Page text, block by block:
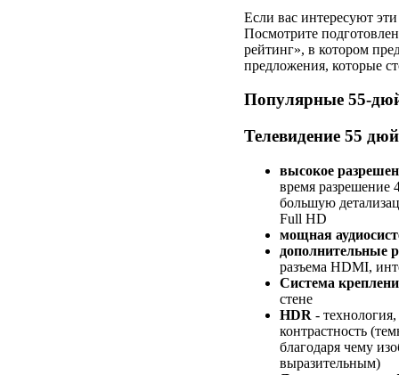
Если вас интересуют
Посмотрите
рейтинг», в котором
предложения, которые
Популярные 55-
Телевидение 55
высокое
время разрешение
большую
Full HD
мощная
дополнительные
разъема HDMI,
Система
стене
HDR -
контрастность
благодаря чему
выразительным)